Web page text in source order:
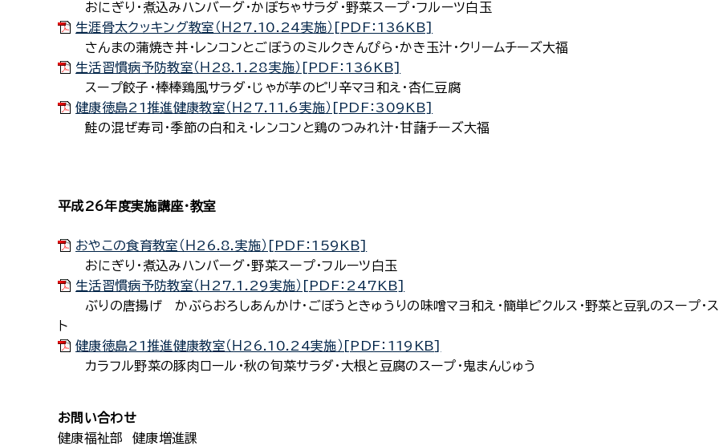
おにぎり・煮込みハンバーグ・かぼちゃサラダ・野菜スープ・フルーツ白玉
生涯骨太クッキング教室（Ｈ27.10.24実施）[PDF：136KB]
さんまの蒲焼き丼・レンコンとごぼうのミルクきんぴら・かき玉汁・クリームチーズ大福
生活習慣病予防教室（Ｈ28.1.28実施）[PDF：136KB]
スープ餃子・棒棒鶏風サラダ・じゃが芋のピリ辛マヨ和え・杏仁豆腐
健康徳島21推進健康教室（Ｈ27.11.6実施）[PDF：309KB]
鮭の混ぜ寿司・季節の白和え・レンコンと鶏のつみれ汁・甘藷チーズ大福
平成26年度実施講座・教室
おやこの食育教室（Ｈ26.8.実施）[PDF：159KB]
おにぎり・煮込みハンバーグ・野菜スープ・フルーツ白玉
生活習慣病予防教室（Ｈ27.1.29実施）[PDF：247KB]
ぶりの唐揚げ かぶらおろしあんかけ・ごぼうときゅうりの味噌マヨ和え・簡単ピクルス・野菜と豆乳のスープ・ス
ト
健康徳島21推進健康教室（Ｈ26.10.24実施）[PDF：119KB]
カラフル野菜の豚肉ロール・秋の旬菜サラダ・大根と豆腐のスープ・鬼まんじゅう
お問い合わせ
健康福祉部 健康増進課